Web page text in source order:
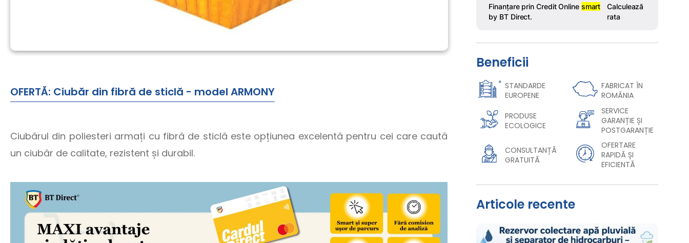
OFERTĂ: Ciubăr din fibră de sticlă - model ARMONY
Ciubărul din poliesteri armați cu fibră de sticlă este opțiunea excelentă pentru cei care caută
un ciubăr de calitate, rezistent și durabil.
sticlă
ARMONY
Beneficii
STANDARDE
EUROPENE
FABRICAT ÎN
ROMÂNIA
PRODUSE
ECOLOGICE
SERVICE
GARANȚIE ȘI
POSTGARANȚIE
CONSULTANȚĂ
GRATUITĂ
OFERTARE
RAPIDĂ ȘI
EFICIENTĂ
Articole recente